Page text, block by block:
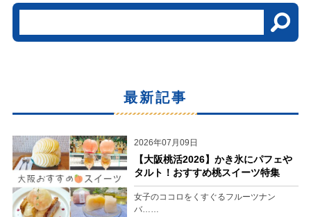
最新記事
2026年07月09日
【大阪桃活2026】かき氷にパフェや
タルト！おすすめ桃スイーツ特集
女子のココロをくすぐるフルーツナン
バ……